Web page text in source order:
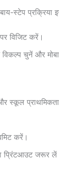
स्टेप प्रक्रिया
पर विजिट करें।
चुनें और
स्कूल
करें।
प्रिंटआउट जरूर